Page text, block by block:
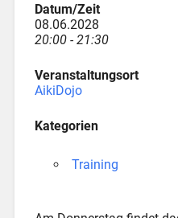
Datum/Zeit
08.06.2028
20:00 - 21:30
Veranstaltungsort
AikiDojo
Kategorien
Training